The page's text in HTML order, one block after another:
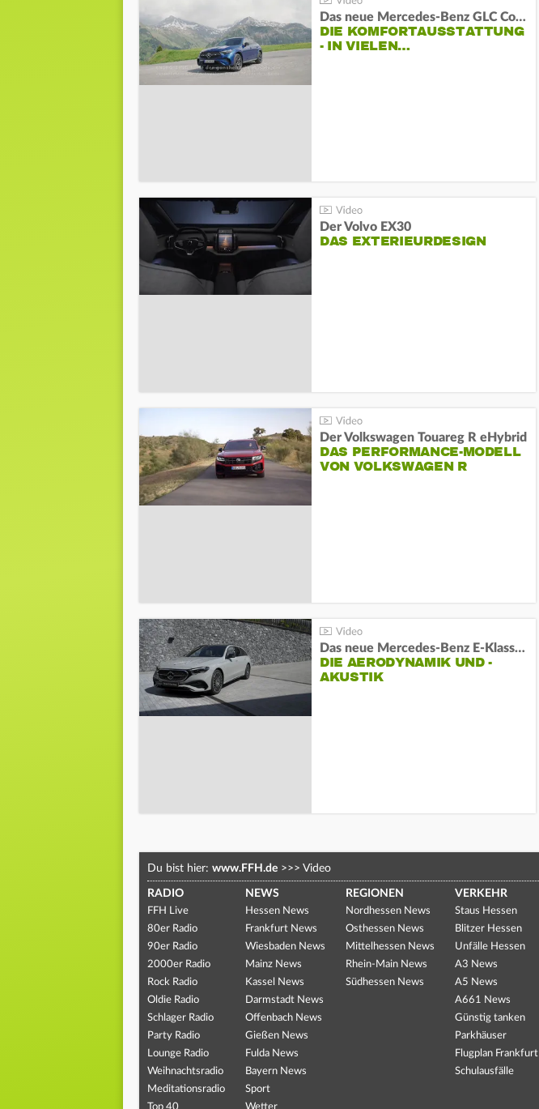
Das neue Mercedes-Benz GLC Coupé
DIE KOMFORTAUSSTATTUNG
- IN VIELEN…
Der Volvo EX30
DAS EXTERIEURDESIGN
Der Volkswagen Touareg R eHybrid
DAS PERFORMANCE-MODELL
VON VOLKSWAGEN R
Das neue Mercedes-Benz E-Klasse T-Modell
DIE AERODYNAMIK UND -
AKUSTIK
Du bist hier: www.FFH.de >>> Video
RADIO
FFH Live
80er Radio
90er Radio
2000er Radio
Rock Radio
Oldie Radio
Schlager Radio
Party Radio
Lounge Radio
Weihnachtsradio
Meditationsradio
Top 40
NEWS
Hessen News
Frankfurt News
Wiesbaden News
Mainz News
Kassel News
Darmstadt News
Offenbach News
Gießen News
Fulda News
Bayern News
Sport
Wetter
REGIONEN
Nordhessen News
Osthessen News
Mittelhessen News
Rhein-Main News
Südhessen News
VERKEHR
Staus Hessen
Blitzer Hessen
Unfälle Hessen
A3 News
A5 News
A661 News
Günstig tanken
Parkhäuser
Flugplan Frankfurt
Schulausfälle